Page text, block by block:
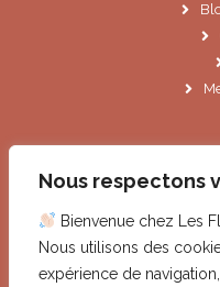
Nous respectons
Bienvenue chez Les
Nous utilisons des
expérience de